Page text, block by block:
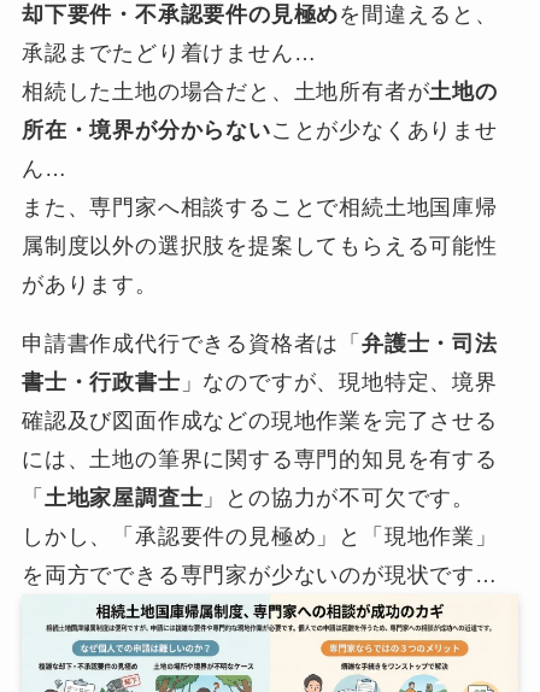
却下要件・不承認要件の見極めを間違えると、
承認までたどり着けません…
相続した土地の場合だと、土地所有者が土地の
所在・境界が分からないことが少なくありませ
ん…
また、専門家へ相談することで相続土地国庫帰
属制度以外の選択肢を提案してもらえる可能性
があります。
申請書作成代行できる資格者は「弁護士・司法
書士・行政書士 」なのですが、現地特定、境界
確認及び図面作成などの現地作業を完了させる
には、土地の筆界に関する専門的知見を有する
「 土地家屋調査士 」との協力が不可欠です。
しかし、「承認要件の見極め」と「現地作業」
を両方でできる専門家が少ないのが現状です…